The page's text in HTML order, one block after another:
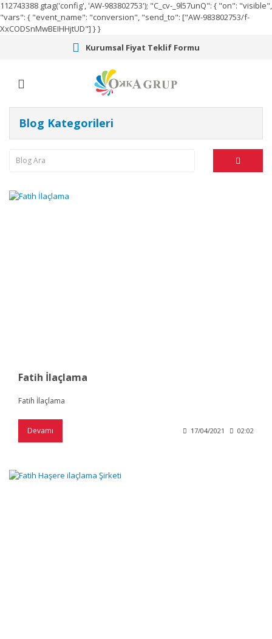
112743388 gtag('config', 'AW-983802753'); "C_cv-_9l57unQ": { "on": "visible",
"vars": { "event_name": "conversion", "send_to": ["AW-983802753/f-
XxCODSnMwBEIHHjtUD"] } }
Kurumsal Fiyat Teklif Formu
Blog Kategorileri
Fatih İlaçlama
Fatih İlaçlama
Devamı 17/04/2021 02:02